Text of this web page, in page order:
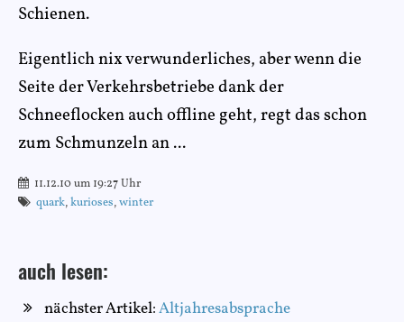
Schienen.
Eigentlich nix verwunderliches, aber wenn die
Seite der Verkehrsbetriebe dank der
Schneeflocken auch offline geht, regt das schon
zum Schmunzeln an ...
11.12.10 um 19:27 Uhr
quark,kurioses,winter
auch lesen:
nächster Artikel:Altjahresabsprache